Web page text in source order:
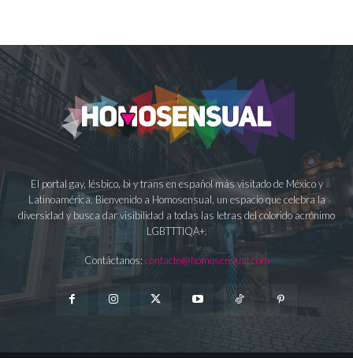
El portal gay, lésbico, bi y trans en español más visitado de México y
Latinoamérica. Bienvenido a Homosensual, un espacio que celebra la
diversidad y busca dar visibilidad a todas las letras del colorido acrónimo
LGBTTTIQA+.
Contáctanos: contacto@homosensual.com